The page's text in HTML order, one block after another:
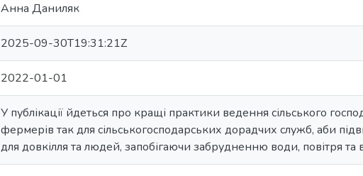
Анна Даниляк
2025-09-30T19:31:21Z
2022-01-01
У публікації йдеться про кращі практики ведення сільського
фермерів так для сільськогосподарських дорадчих служб, аби
для довкілля та людей, запобігаючи забрудненню води, повітря та